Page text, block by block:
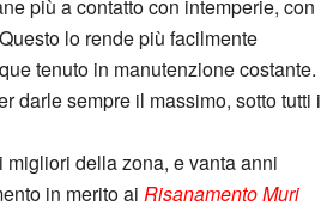
più a contatto con intemperie, con
lo rende più facilmente
tenuto in manutenzione costante.
darle sempre il massimo, sotto tutti i
della zona, e vanta anni
in merito ai Risanamento Muri